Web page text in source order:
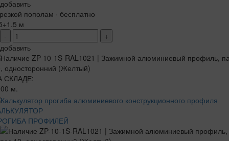
добавить
пополам · бесплатно
м
-
+
добавить
СКЛАДЕ:
м.
ПРОФИЛЕЙ